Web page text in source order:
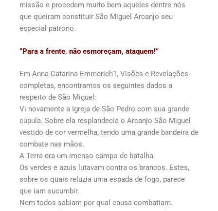
missão e procedem muito bem aqueles dentre nós
que queiram constituir São Miguel Arcanjo seu
especial patrono.
“Para a frente, não esmoreçam, ataquem!”
Em Anna Catarina Emmerich1, Visões e Revelações
completas, encontramos os seguintes dados a
respeito de São Miguel:
Vi novamente a Igreja de São Pedro com sua grande
cúpula. Sobre ela resplandecia o Arcanjo São Miguel
vestido de cor vermelha, tendo uma grande bandeira de
combate nas mãos.
A Terra era um imenso campo de batalha.
Os verdes e azuis lutavam contra os brancos. Estes,
sobre os quais reluzia uma espada de fogo, parece
que iam sucumbir.
Nem todos sabiam por qual causa combatiam.